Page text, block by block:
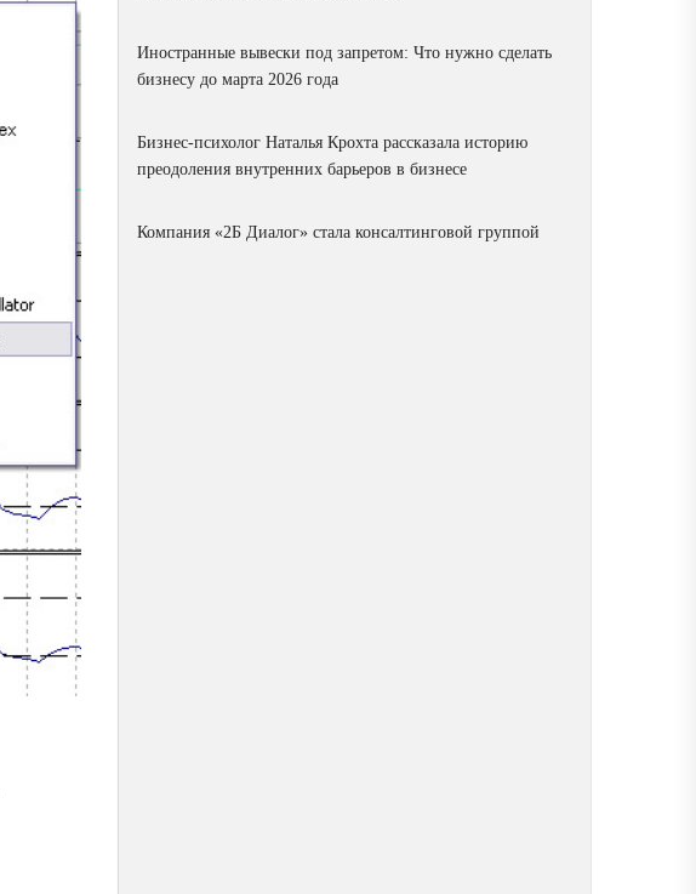
Иностранные вывески под запретом: Что нужно сделать
бизнесу до марта 2026 года
Бизнес-психолог Наталья Крохта рассказала историю
преодоления внутренних барьеров в бизнесе
Компания «2Б Диалог» стала консалтинговой группой